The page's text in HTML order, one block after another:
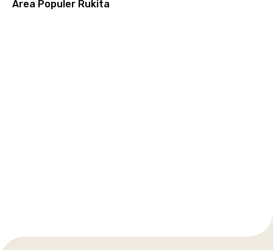
Area Populer Rukita